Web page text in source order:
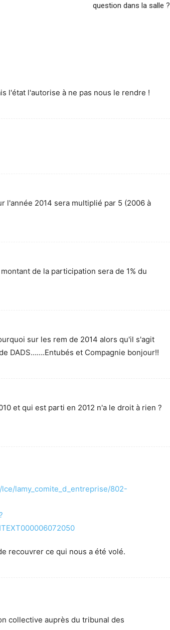
question dans la salle ?
l'état l'autorise à ne pas nous le rendre !
l'année 2014 sera multiplié par 5 (2006 à
de la participation sera de 1% du
sur les rem de 2014 alors qu'il s'agit
DADS…….Entubés et Compagnie bonjour!!
et qui est parti en 2012 n'a le droit à rien ?
lamy_comite_d_entreprise/802-
recouvrer ce qui nous a été volé.
collective auprès du tribunal des